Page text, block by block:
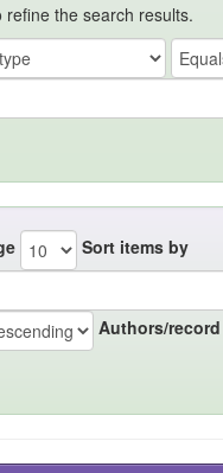
refine the search results.
Sort items by
Authors/record